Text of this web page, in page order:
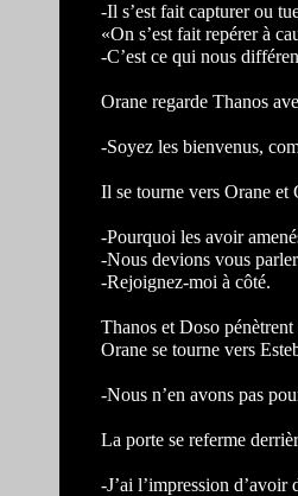
-Il s’est fait capturer ou
«On s’est fait repérer à
-C’est ce qui nous
Orane regarde Thanos
-Soyez les bienvenus,
Il se tourne vers Orane et
-Pourquoi les avoir
-Nous devions vous
-Rejoignez-moi à côté.
Thanos et Doso
Orane se tourne vers
-Nous n’en avons pas
La porte se referme
-J’ai l’impression